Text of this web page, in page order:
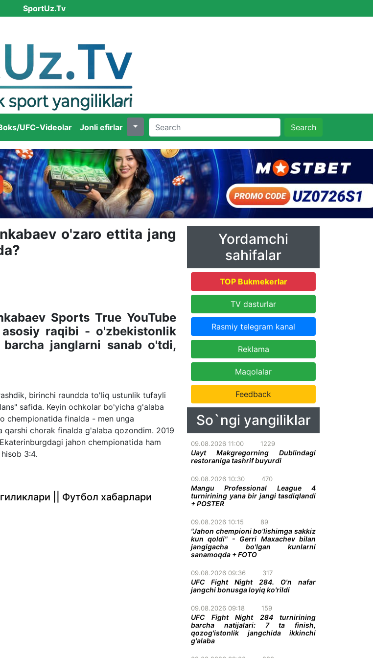
SportUz.Tv
UFC-Videolar Jonli efirlar Search
o'zaro ettita jang
Sports True YouTube
raqibi - o'zbekistonlik
janglarni sanab o'tdi,
birinchi raundda to'liq ustunlik tufayli
safida. Keyin ochkolar bo'yicha g'alaba
chempionatida finalda - men unga
chorak finalda g'alaba qozondim. 2019
jahon chempionatida ham
3:4.
|| Футбол хабарлари
Yordamchi
sahifalar
TOP Bukmekerlar
TV dasturlar
Rasmiy telegram kanal
Reklama
Maqolalar
Feedback
So`ngi yangiliklar
09.08.2026 11:00 1229
Uayt Makgregorning Dublindagi
restoraniga tashrif buyurdi
09.08.2026 10:30 470
Mangu Professional League 4
turnirining yana bir jangi tasdiqlandi
+ POSTER
09.08.2026 10:15 89
"Jahon chempioni bo'lishimga sakkiz
kun qoldi" - Gerri Maxachev bilan
jangigacha bo'lgan kunlarni
sanamoqda + FOTO
09.08.2026 09:36 317
UFC Fight Night 284. O'n nafar
jangchi bonusga loyiq ko'rildi
09.08.2026 09:18 159
UFC Fight Night 284 turnirining
barcha natijalari: 7 ta finish,
qozog'istonlik jangchida ikkinchi
g'alaba